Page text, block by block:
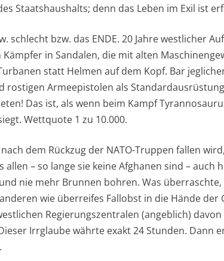
Staatshaushalts; denn das Leben im Exil ist
schlecht bzw. das ENDE. 20 Jahre westlicher
in Sandalen, die mit alten
statt Helmen auf dem Kopf. Bar
rostigen Armeepistolen als
Das ist, als wenn beim Kampf
Wettquote 1 zu 10.000.
dem Rückzug der NATO-Truppen fallen
allen – so lange sie keine Afghanen sind – auch
nie mehr Brunnen bohren. Was
wie überreifes Fallobst in die Hände der
Regierungszentralen (angeblich)
Irrglaube währte exakt 24 Stunden. Dann